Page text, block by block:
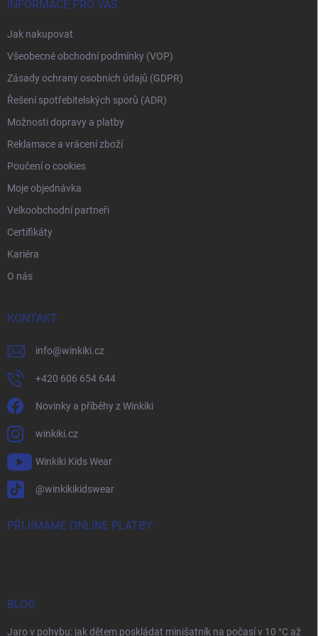
INFORMACE PRO VÁS
Jak nakupovat
Všeobecné obchodní podmínky (VOP)
Zásady ochrany osobních údajů (GDPR)
Řešení spotřebitelských sporů (ADR)
Možnosti dopravy a platby
Reklamace a vrácení zboží
Poučení o cookies
Moje objednávka
Velkoobchodní partneři
Certifikáty
Kariéra
O nás
KONTAKT
info@winkiki.cz
+420 606 654 644
Novinky a příběhy z Winkiki
winkiki.cz
Winkiki Kids Wear
@winkikikidswear
PŘIJÍMÁME ONLINE PLATBY
BLOG
Jaro v pohybu: jak dětem poskládat minišatník na počasí v 10 °C až